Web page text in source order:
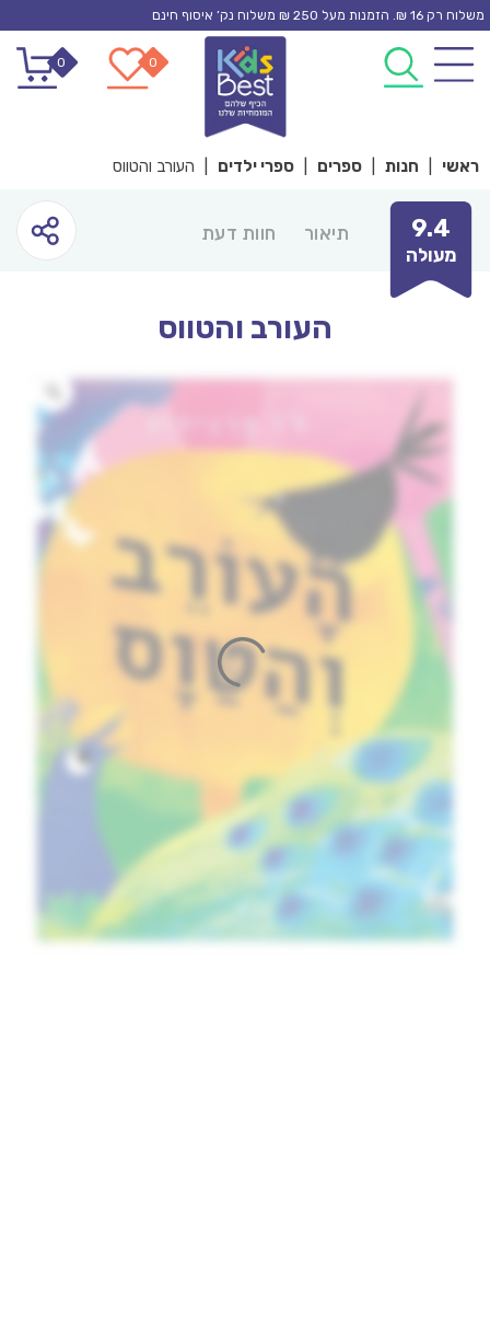
Skip
content
משלוח רק 16 ₪. הזמנות מעל 250 ₪ משלוח נק’ איסוף חינם
0
0
ראשי חנות ספרים ספרי ילדים העורב והטווס
9.4
מעולה
תיאור חוות דעת
העורב והטווס